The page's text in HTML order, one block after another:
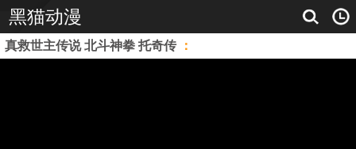
黑猫动漫
真救世主传说 北斗神拳 托奇传 ：